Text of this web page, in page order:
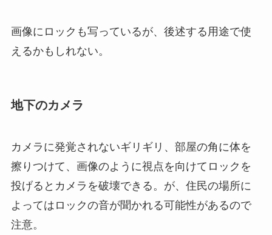
画像にロックも写っているが、後述する用途で使
えるかもしれない。
地下のカメラ
カメラに発覚されないギリギリ、部屋の角に体を
擦りつけて、画像のように視点を向けてロックを
投げるとカメラを破壊できる。が、住民の場所に
よってはロックの音が聞かれる可能性があるので
注意。